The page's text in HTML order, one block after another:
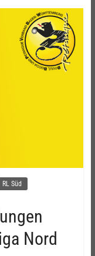
RL Süd
Nord